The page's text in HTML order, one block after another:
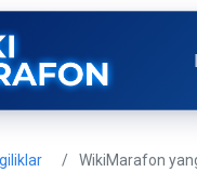
WikiMarafon